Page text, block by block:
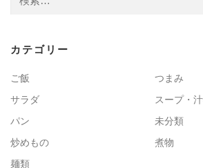
カテゴリー
ご飯
つまみ
サラダ
スープ・
パン
未分類
炒めもの
煮物
麺類